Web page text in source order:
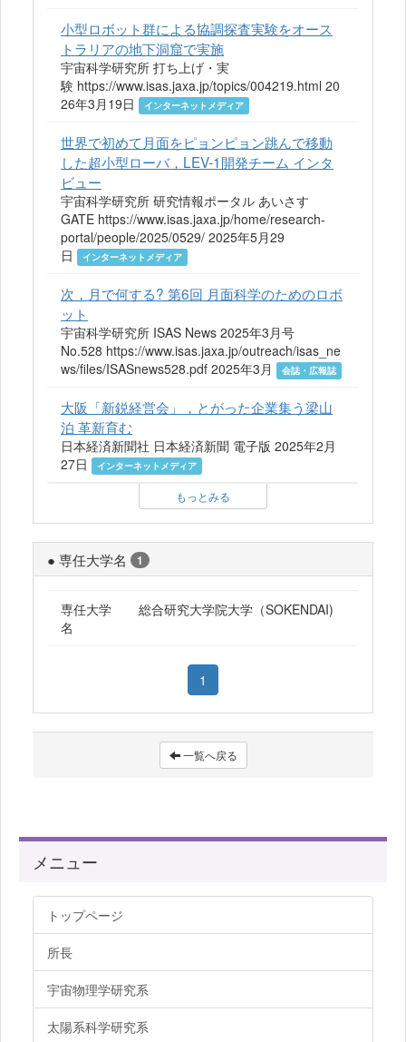
小型ロボット群による協調探査実験をオース
トラリアの地下洞窟で実施
宇宙科学研究所 打ち上げ・実
験 https://www.isas.jaxa.jp/topics/004219.html 20
26年3月19日
インターネットメディア
世界で初めて月面をピョンピョン跳んで移動
した超小型ローバ，LEV-1開発チーム インタ
ビュー
宇宙科学研究所 研究情報ポータル あいさす
GATE https://www.isas.jaxa.jp/home/research-
portal/people/2025/0529/ 2025年5月29
日
インターネットメディア
次，月で何する? 第6回 月面科学のためのロボ
ット
宇宙科学研究所 ISAS News 2025年3月号
No.528 https://www.isas.jaxa.jp/outreach/isas_ne
ws/files/ISASnews528.pdf 2025年3月
会誌・広報誌
大阪「新鋭経営会」，とがった企業集う梁山
泊 革新育む
日本経済新聞社 日本経済新聞 電子版 2025年2月
27日
インターネットメディア
もっとみる
● 専任大学名 1
専任大学
名
総合研究大学院大学（SOKENDAI)
1
一覧へ戻る
メニュー
トップページ
所長
宇宙物理学研究系
太陽系科学研究系